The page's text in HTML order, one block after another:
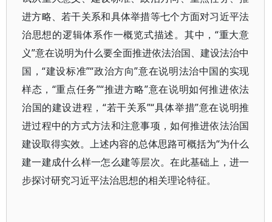
进方略、若干关系和具体举措等七个方面对习近平法
治思想的逻辑体系作一概览式描述。其中，“重大意
义”意在说明为什么要全面推进依法治国、建设法治中
国，“建设标准”“政治方向”意在说明法治中国的实现
样态，“重点任务”“推进方略”意在说明如何推进依法
治国的建设进程，“若干关系”“具体举措”意在说明推
进过程中的方式方法和注意事项，如何推进依法治国
建设取得实效。上述内容的总体思路可概括为“为什么
建一建成什么样一怎么建等层次。在此基础上，进一
步探讨研究习近平法治思想的相关理论特征。